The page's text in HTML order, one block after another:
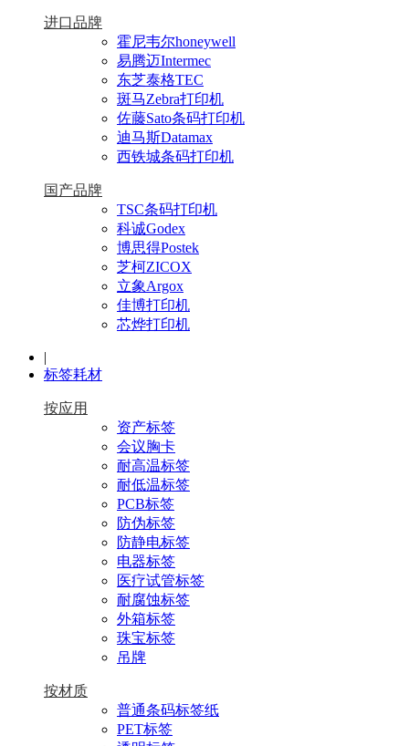
进口品牌
霍尼韦尔honeywell
易腾迈Intermec
东芝泰格TEC
斑马Zebra打印机
佐藤Sato条码打印机
迪马斯Datamax
西铁城条码打印机
国产品牌
TSC条码打印机
科诚Godex
博思得Postek
芝柯ZICOX
立象Argox
佳博打印机
芯烨打印机
|
标签耗材
按应用
资产标签
会议胸卡
耐高温标签
耐低温标签
PCB标签
防伪标签
防静电标签
电器标签
医疗试管标签
耐腐蚀标签
外箱标签
珠宝标签
吊牌
按材质
普通条码标签纸
PET标签